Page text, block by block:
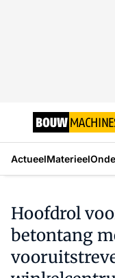
ActueelMaterieel
Hoofdrol
betontang